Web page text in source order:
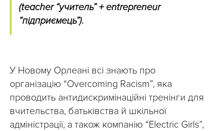
(teacher “учитель” + entrepreneur
“підприємець”).
У Новому Орлеані всі знають про
організацію “Overcoming Racism”, яка
проводить антидискримінаційні тренінги для
вчительства, батьківства й шкільної
адміністрації, а також компанію “Electric Girls”,